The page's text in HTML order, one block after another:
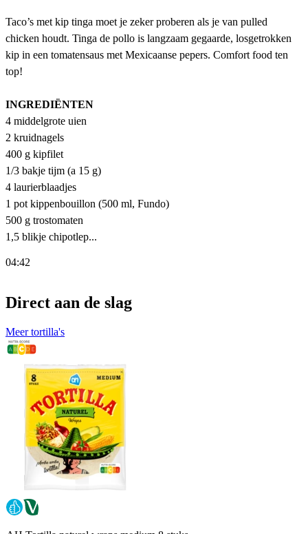
Taco’s met kip tinga moet je zeker proberen als je van pulled
chicken houdt. Tinga de pollo is langzaam gegaarde, losgetrokken
kip in een tomatensaus met Mexicaanse pepers. Comfort food ten
top!
INGREDIËNTEN
4 middelgrote uien
2 kruidnagels
400 g kipfilet
1/3 bakje tijm (a 15 g)
4 laurierblaadjes
1 pot kippenbouillon (500 ml, Fundo)
500 g trostomaten
1,5 blikje chipotlep...
04:42
Direct aan de slag
Meer tortilla's